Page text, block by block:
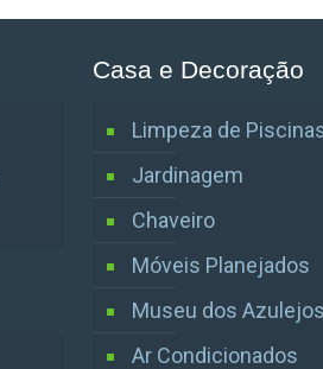
Casa e Decoração
Limpeza de
Jardinagem
Chaveiro
Móveis Planejados
Museu dos Azulejos
Ar Condicionados